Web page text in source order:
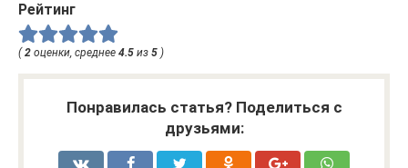
Рейтинг
( 2 оценки, среднее 4.5 из 5 )
Понравилась статья? Поделиться с
друзьями: